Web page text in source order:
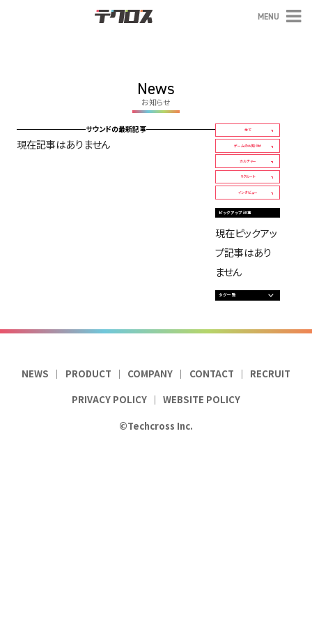
MENU
News
お知らせ
サウンドの最新記事
現在記事はありません
全て
ゲームのお知らせ
カルチャー
リクルート
インタビュー
ピックアップ記事
現在ピックアッ
プ記事はあり
ません
タグ一覧
NEWS PRODUCT COMPANY CONTACT
RECRUIT
PRIVACY POLICY
WEBSITE POLICY
©Techcross Inc.